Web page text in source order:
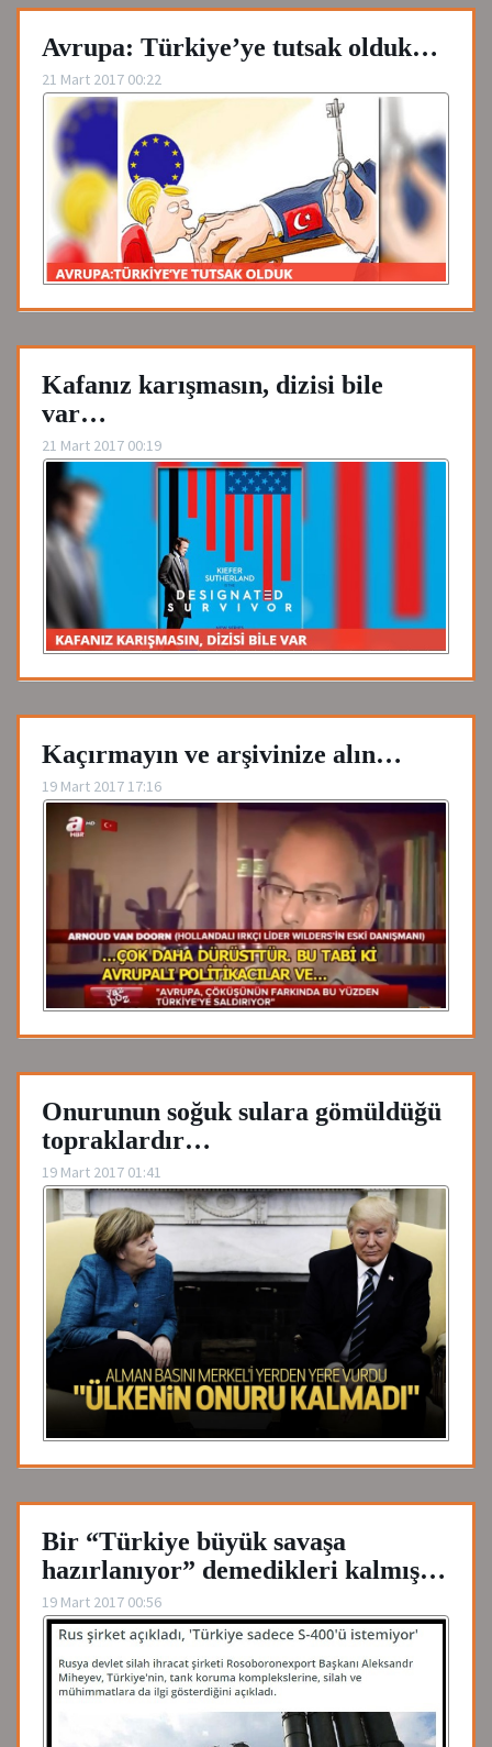
Avrupa: Türkiye’ye tutsak olduk…
21 Mart 2017 00:22
Kafanız karışmasın, dizisi bile
var…
21 Mart 2017 00:19
Kaçırmayın ve arşivinize alın…
19 Mart 2017 17:16
Onurunun soğuk sulara gömüldüğü
topraklardır…
19 Mart 2017 01:41
Bir “Türkiye büyük savaşa
hazırlanıyor” demedikleri kalmış…
19 Mart 2017 00:56